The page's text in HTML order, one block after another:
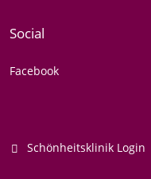
Social
Facebook
Schönheitsklinik Login